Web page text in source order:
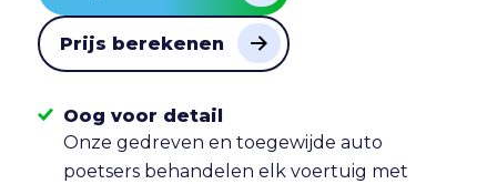
Prijs berekenen
Oog voor detail
Onze gedreven en toegewijde auto
poetsers behandelen elk voertuig met